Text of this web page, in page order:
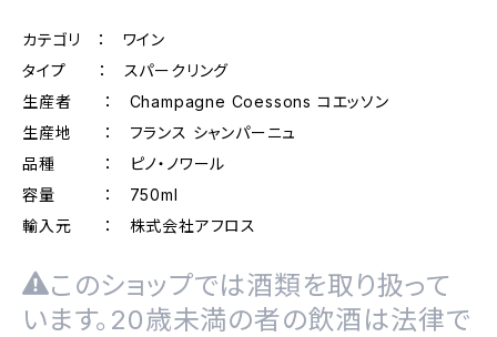
カテゴリ ： ワイン
タイプ ： スパークリング
生産者 ： Champagne Coessons コエッソン
生産地 ： フランス シャンパーニュ
品種 ： ピノ・ノワール
容量 ： 750ml
輸入元 ： 株式会社アフロス
このショップでは酒類を取り扱って
います。20歳未満の者の飲酒は法律で